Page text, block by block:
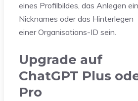
eines Profilbildes, das Anlegen
Nicknames oder das Hinterlegen
einer Organisations-ID sein.
Upgrade auf
ChatGPT Plus
Pro